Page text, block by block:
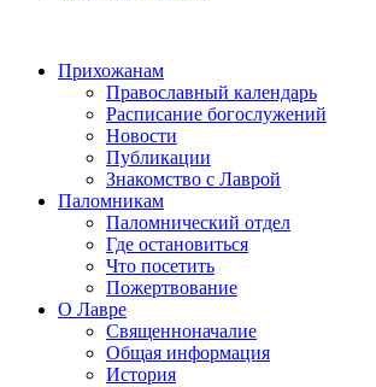
Прихожанам
Православный календарь
Расписание богослужений
Новости
Публикации
Знакомство с Лаврой
Паломникам
Паломнический отдел
Где остановиться
Что посетить
Пожертвование
О Лавре
Священноначалие
Общая информация
История